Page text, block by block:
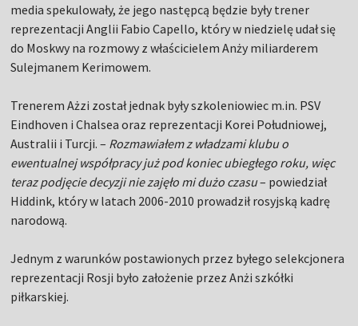
media spekulowały, że jego następcą będzie były trener
reprezentacji Anglii Fabio Capello, który w niedzielę udał się
do Moskwy na rozmowy z właścicielem Anży miliarderem
Sulejmanem Kerimowem.
Trenerem Ażzi został jednak były szkoleniowiec m.in. PSV
Eindhoven i Chalsea oraz reprezentacji Korei Południowej,
Australii i Turcji. – Rozmawiałem z władzami klubu o
ewentualnej współpracy już pod koniec ubiegłego roku, więc
teraz podjęcie decyzji nie zajęło mi dużo czasu– powiedział
Hiddink, który w latach 2006-2010 prowadził rosyjską kadrę
narodową.
Jednym z warunków postawionych przez byłego selekcjonera
reprezentacji Rosji było założenie przez Anżi szkółki
piłkarskiej.